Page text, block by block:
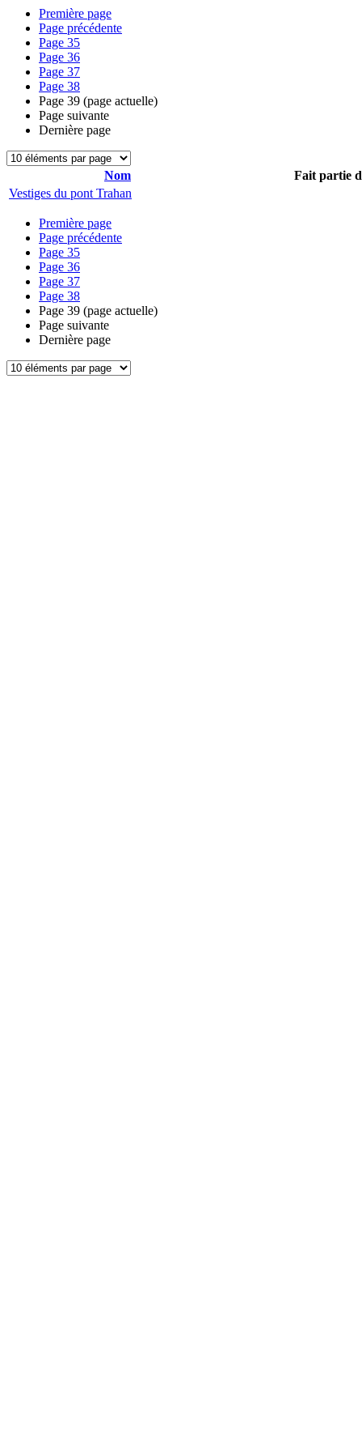
Première page
Page précédente
Page 35
Page 36
Page 37
Page 38
Page 39 (page actuelle)
Page suivante
Dernière page
Nom
Fait partie
Vestiges du pont Trahan
Première page
Page précédente
Page 35
Page 36
Page 37
Page 38
Page 39 (page actuelle)
Page suivante
Dernière page